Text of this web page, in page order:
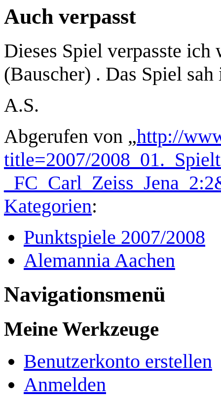
Auch verpasst
Dieses Spiel verpasste
(Bauscher) . Das Spiel
A.S.
Abgerufen von „http://
title=2007/
Kategorien:
Punktspiele 2007/2008
Alemannia Aachen
Navigationsmenü
Meine Werkzeuge
Benutzerkonto erstellen
Anmelden